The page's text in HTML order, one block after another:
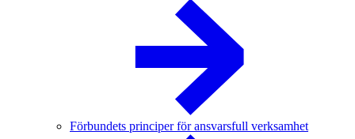
Förbundets principer för ansvarsfull verksamhet